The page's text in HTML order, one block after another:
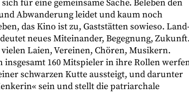
für eine gemeinsame Sache. Beleben den
Abwanderung leidet und kaum noch
das Kino ist zu, Gaststätten sowieso. Land-
neues Miteinander, Begegnung, Zukunft.
Laien, Vereinen, Chören, Musikern.
160 Mitspieler in ihre Rollen
schwarzen Kutte aussteigt, und darunter
sein und stellt die patriarchale